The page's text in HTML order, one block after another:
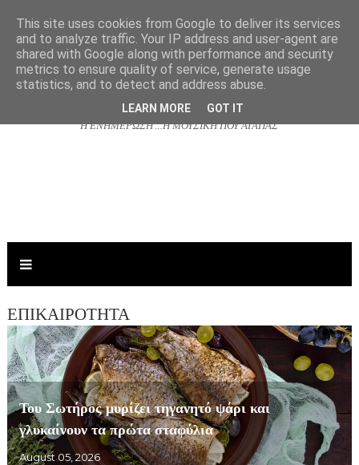
NJOYRADIO.GR
Η ΕΝΗΜΕΡΩΣΗ ...Η ΜΟΥΣΙΚΗ ΠΟΥ ΑΓΑΠΑΣ
ΕΠΙΚΑΙΡΟΤΗΤΑ
Του Σωτήρος μυρίζει τηγανητό ψάρι και
γλυκαίνουν τα πρώτα σταφύλια
August 05, 2026
This site uses cookies from Google to deliver its services
and to analyze traffic. Your IP address and user-agent are
shared with Google along with performance and security
metrics to ensure quality of service, generate usage
statistics, and to detect and address abuse.
LEARN MORE GOT IT